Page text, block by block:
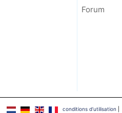
Forum
conditions d‘utilisation